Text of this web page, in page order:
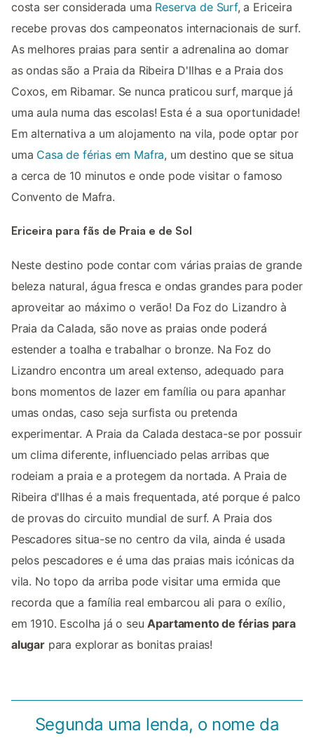
costa ser considerada uma Reserva de Surf, a Ericeira
recebe provas dos campeonatos internacionais de surf.
As melhores praias para sentir a adrenalina ao domar
as ondas são a Praia da Ribeira D'Ilhas e a Praia dos
Coxos, em Ribamar. Se nunca praticou surf, marque já
uma aula numa das escolas! Esta é a sua oportunidade!
Em alternativa a um alojamento na vila, pode optar por
uma Casa de férias em Mafra, um destino que se situa
a cerca de 10 minutos e onde pode visitar o famoso
Convento de Mafra.
Ericeira para fãs de Praia e de Sol
Neste destino pode contar com várias praias de grande
beleza natural, água fresca e ondas grandes para poder
aproveitar ao máximo o verão! Da Foz do Lizandro à
Praia da Calada, são nove as praias onde poderá
estender a toalha e trabalhar o bronze. Na Foz do
Lizandro encontra um areal extenso, adequado para
bons momentos de lazer em família ou para apanhar
umas ondas, caso seja surfista ou pretenda
experimentar. A Praia da Calada destaca-se por possuir
um clima diferente, influenciado pelas arribas que
rodeiam a praia e a protegem da nortada. A Praia de
Ribeira d'Ilhas é a mais frequentada, até porque é palco
de provas do circuito mundial de surf. A Praia dos
Pescadores situa-se no centro da vila, ainda é usada
pelos pescadores e é uma das praias mais icónicas da
vila. No topo da arriba pode visitar uma ermida que
recorda que a família real embarcou ali para o exílio,
em 1910. Escolha já o seu Apartamento de férias para
alugarpara explorar as bonitas praias!
Segunda uma lenda, o nome da